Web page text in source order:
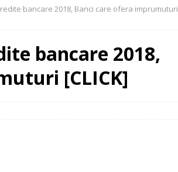
mai mica sau iti dam bani in plus? Profita de
si imbunatatirea scorului financiar
CREDIT
restantieri. Aplica online sau telefonic.
bancare 2018, Banci care ofera imprumuturi
bancare 2018,
[CLICK]